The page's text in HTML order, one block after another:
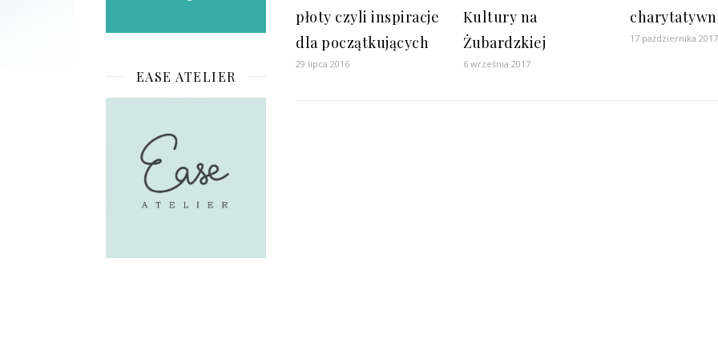
EASE ATELIER
płoty czyli inspiracje
dla początkujących
29 lipca 2016
Kultury na
Żubardzkiej
6 września 2017
17 października 2017